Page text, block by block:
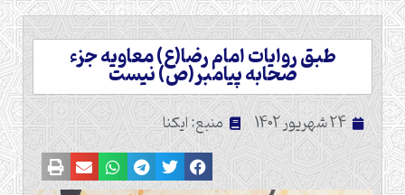
طبق روایات امام رضا(ع) معاویه جزء
صحابه پیامبر(ص) نیست
24 شهریور 1402 منبع: ایکنا